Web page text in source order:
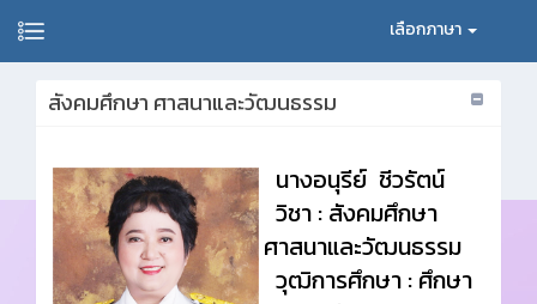
เลือกภาษา
สังคมศึกษา ศาสนาและวัฒนธรรม
นางอนุรีย์ ชีวรัตน์
วิชา : สังคมศึกษา
ศาสนาและวัฒนธรรม
วุฒิการศึกษา : ศึกษา